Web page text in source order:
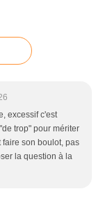
excessif c'est
trop" pour mériter
son boulot, pas
la question à la